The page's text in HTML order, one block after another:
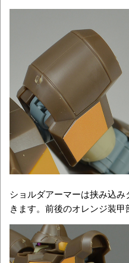
ショルダアーマーは挟み込
きます。前後のオレンジ装甲